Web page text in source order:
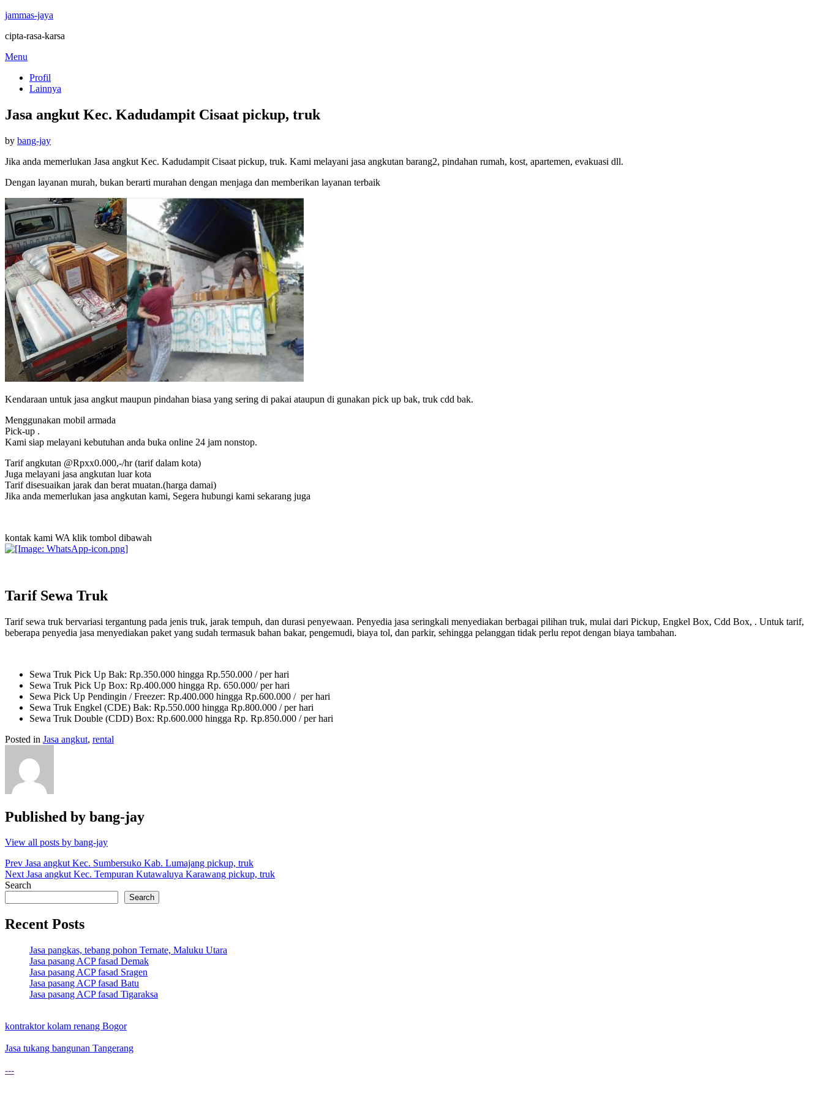
jammas-jaya
cipta-rasa-karsa
Skip
content
Menu
Profil
Lainnya
Jasa angkut Kec. Kadudampit Cisaat pickup, truk
by bang-jayPosted
Jika anda memerlukan Jasa angkut Kec. Kadudampit Cisaat pickup, truk. Kami melayani jasa angkutan barang2, pindahan rumah, kost, apartemen, evakuasi dll.
Dengan layanan murah, bukan berarti murahan dengan menjaga dan memberikan layanan terbaik
Kendaraan untuk jasa angkut maupun pindahan biasa yang sering di pakai ataupun di gunakan pick up bak, truk cdd bak.
Menggunakan mobil armada
Pick-up .
Kami siap melayani kebutuhan anda buka online 24 jam nonstop.
Tarif angkutan @Rpxx0.000,-/hr (tarif dalam kota)
Juga melayani jasa angkutan luar kota
Tarif disesuaikan jarak dan berat muatan.(harga damai)
Jika anda memerlukan jasa angkutan kami, Segera hubungi kami sekarang juga
kontak kami WA klik tombol dibawah
Tarif Sewa Truk
Tarif sewa truk bervariasi tergantung pada jenis truk, jarak tempuh, dan durasi penyewaan. Penyedia jasa seringkali menyediakan berbagai pilihan truk, mulai dari Pickup, Engkel Box, Cdd Box, . Untuk tarif,
beberapa penyedia jasa menyediakan paket yang sudah termasuk bahan bakar, pengemudi, biaya tol, dan parkir, sehingga pelanggan tidak perlu repot dengan biaya tambahan.
Sewa Truk Pick Up Bak: Rp.350.000 hingga Rp.550.000 / per hari
Sewa Truk Pick Up Box: Rp.400.000 hingga Rp. 650.000/ per hari
Sewa Pick Up Pendingin / Freezer: Rp.400.000 hingga Rp.600.000 / per hari
Sewa Truk Engkel (CDE) Bak: Rp.550.000 hingga Rp.800.000 / per hari
Sewa Truk Double (CDD) Box: Rp.600.000 hingga Rp. Rp.850.000 / per hari
Posted in Jasa angkut, rental
Published by bang-jay
View all posts by bang-jay
Post
navigation
Prev Jasa angkut Kec. Sumbersuko Kab. Lumajang pickup, truk
Next Jasa angkut Kec. Tempuran Kutawaluya Karawang pickup, truk
Search
Search
Recent Posts
Jasa pangkas, tebang pohon Ternate, Maluku Utara
Jasa pasang ACP fasad Demak
Jasa pasang ACP fasad Sragen
Jasa pasang ACP fasad Batu
Jasa pasang ACP fasad Tigaraksa
kontraktor kolam renang Bogor
Jasa tukang bangunan Tangerang
---